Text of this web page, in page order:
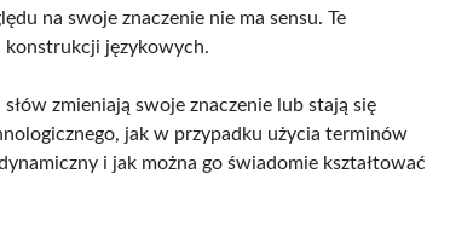
na swoje znaczenie nie ma sensu. Te
konstrukcji językowych.
zmieniają swoje znaczenie lub stają się
jak w przypadku użycia terminów
i jak można go świadomie kształtować